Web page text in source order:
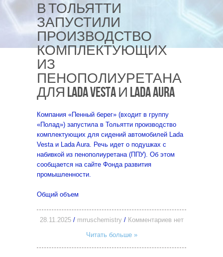
В ТОЛЬЯТТИ
ЗАПУСТИЛИ
ПРОИЗВОДСТВО
КОМПЛЕКТУЮЩИХ
ИЗ
ПЕНОПОЛИУРЕТАНА
ДЛЯ LADA VESTA И LADA AURA
Компания «Пенный берег» (входит в группу
«Полад») запустила в Тольятти производство
комплектующих для сидений автомобилей Lada
Vesta и Lada Aura. Речь идет о подушках с
набивкой из пенополиуретана (ППУ). Об этом
сообщается на сайте Фонда развития
промышленности.
Общий объем
28.11.2025/ mrruschemistry / Комментариев нет
Читать больше »